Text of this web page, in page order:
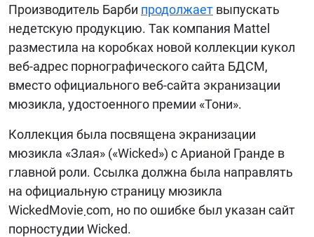
БИБЛИОТЕКА
ВИДЕО
ФОТО
Производитель Барби продолжает выпускать
недетскую продукцию. Так компания Mattel
разместила на коробках новой коллекции кукол
веб-адрес порнографического сайта БДСМ,
вместо официального веб-сайта экранизации
мюзикла, удостоенного премии «Тони».
Коллекция была посвящена экранизации
мюзикла «Злая» («Wicked») с Арианой Гранде в
главной роли. Ссылка должна была направлять
на официальную страницу мюзикла
WickedMovie܂com, но по ошибке был указан сайт
порностудии Wicked.